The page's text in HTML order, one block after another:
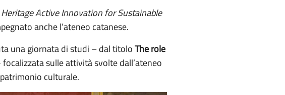
Active Innovation for Sustainable
anche l’ateneo catanese.
una giornata di studi – dal titoloThe role
focalizzata sulle attività svolte dall’ateneo
culturale.